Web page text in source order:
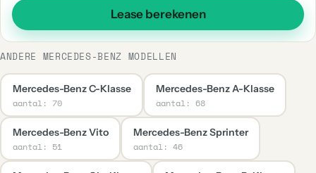
Lease berekenen
ANDERE MERCEDES-BENZ MODELLEN
Mercedes-Benz C-Klasse
aantal: 70
Mercedes-Benz A-Klasse
aantal: 68
Mercedes-Benz Vito
aantal: 51
Mercedes-Benz Sprinter
aantal: 46